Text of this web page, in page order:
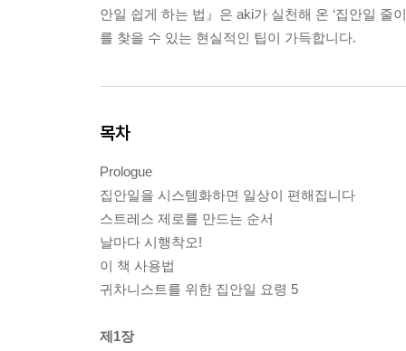
안일 쉽게 하는 법』은 aki가 실천해 온 ‘집안일 줄
를 찾을 수 있는 현실적인 팁이 가득합니다.
목차
Prologue
집안일을 시스템화하면 일상이 편해집니다
스트레스 제로를 만드는 순서
날마다 시행착오!
이 책 사용법
귀차니스트를 위한 집안일 요령 5
제1장